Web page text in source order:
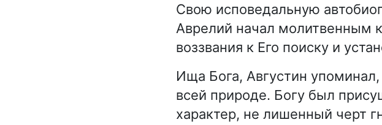
Свою исповедальную
Аврелий начал молитвенным
воззвания к Его поиску и
Ища Бога, Августин
всей природе. Богу был
характер, не лишенный черт